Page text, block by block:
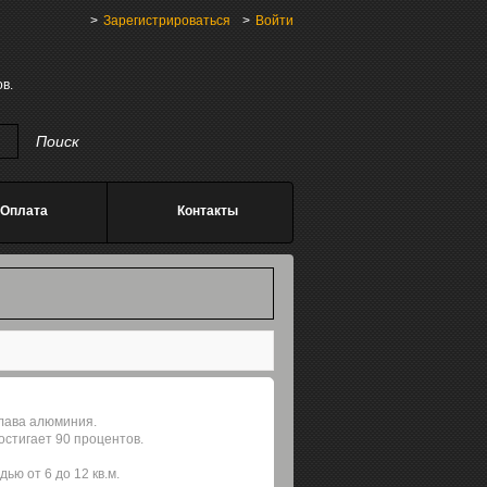
Зарегистрироваться
Войти
Оплата Контакты
алюминия.
90 процентов.
от 6 до 12 кв.м.